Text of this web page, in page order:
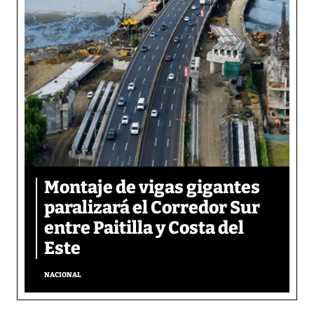
Montaje de vigas gigantes
paralizará el Corredor Sur
entre Paitilla y Costa del
Este
NACIONAL